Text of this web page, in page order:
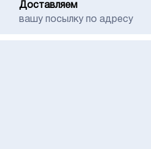
Доставляем
вашу посылку по адресу